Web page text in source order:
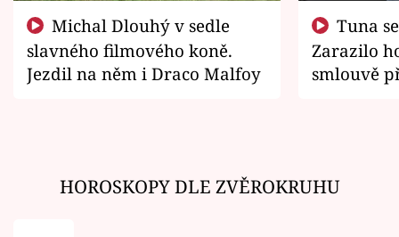
slavného filmového koně.
Jezdil na něm i Draco Malfoy
Zarazilo
smlouvě
HOROSKOPY DLE ZVĚROKRUHU